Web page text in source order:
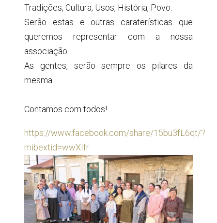
Tradições, Cultura, Usos, História, Povo.
Serão estas e outras caraterísticas que
queremos representar com a nossa
associação.
As gentes, serão sempre os pilares da
mesma…
Contamos com todos!
https://www.facebook.com/share/15bu3fL6qt/?
mibextid=wwXIfr